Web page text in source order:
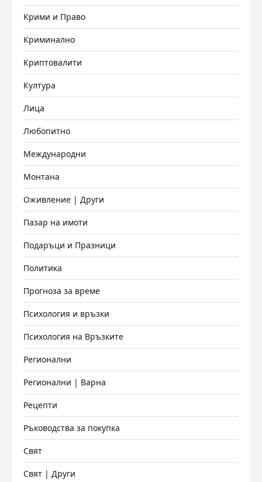
Крими и Право
Криминално
Криптовалити
Култура
Лица
Любопитно
Международни
Монтана
Оживление | Други
Пазар на имоти
Подаръци и Празници
Политика
Прогноза за време
Психология и връзки
Психология на Връзките
Регионални
Регионални | Варна
Рецепти
Ръководства за покупка
Свят
Свят | Други